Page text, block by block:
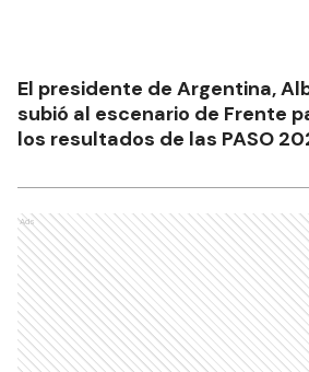
El presidente de Argentina,
subió al escenario de Frente
los resultados de las PASO
Ads